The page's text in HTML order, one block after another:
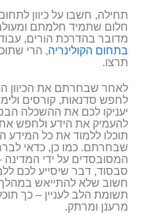
תחילה, חשבו על כיוון
חלום שתמיד חלמתם
מדובר בהדרכת הורים,
בתחום הקולינריה, הרי
תרצו.
לאחר שבחרתם את הכיוון
לחפש סדנאות, קורסים
יעניקו לכם את ההשכלה
להעמיק את הידע ולחפש
תוכלו ללמוד את כל המידע
שבחרתם. כמו כן, כדאי
המסובסדים על ידי המדינה
סבסוד, דבר שיסייע לכם
חשוב שלא להתייאש
תשומת הלב לעניין – כך
מרענן ומרתק.